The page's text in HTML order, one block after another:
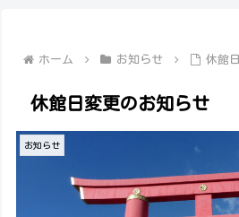
ホーム お知らせ 休館
休館日変更のお知らせ
お知らせ